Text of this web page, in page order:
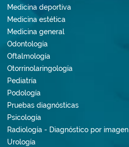
Medicina deportiva
Medicina estética
Medicina general
Odontología
Oftalmología
Otorrinolaringología
Pediatría
Podología
Pruebas diagnósticas
Psicología
Radiología - Diagnóstico por imagen
Urología